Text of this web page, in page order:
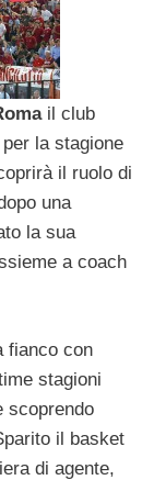
il club
la stagione
il ruolo di
una
la sua
a coach
fianco con
stagioni
scoprendo
il basket
di agente,